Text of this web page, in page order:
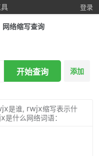
登录
网络缩写查询
开始查询 添加
是谁, rwjx缩写表示什
是什么网络词语：